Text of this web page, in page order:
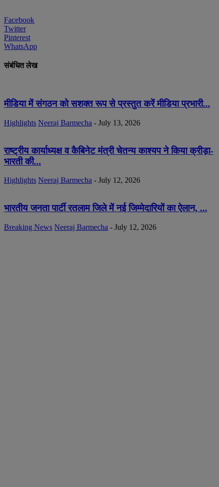
Facebook
Twitter
Pinterest
WhatsApp
संबंधित लेख
मीडिया में संगठन को सशक्त रूप से प्रस्तुत करें मीडिया प्रभारी...
Highlights Neeraj Barmecha - July 13, 2026
राष्ट्रीय कार्याध्यक्ष व कैबिनेट मंत्री चेतन्य काश्यप ने किया क्रीड़ा-
भारती की...
Highlights Neeraj Barmecha - July 12, 2026
भारतीय जनता पार्टी रतलाम जिले में नई जिम्मेदारियों का ऐलान, ...
Breaking News Neeraj Barmecha - July 12, 2026